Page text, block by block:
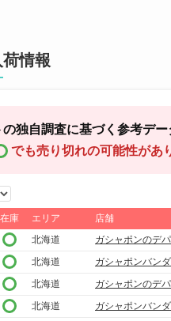
情報
独自調査に基づく参考デー
でも売り切れの可能性があ
在庫 エリア
店舗
北海道
ガシャポンのデ
北海道
ガシャポンバン
北海道
ガシャポンのデ
北海道
ガシャポンバン